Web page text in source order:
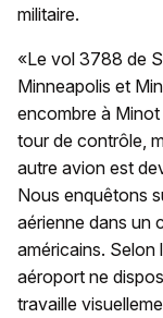
militaire.
«Le vol 3788 de
Minneapolis et
encombre à
tour de contrôle,
autre avion est
Nous enquêtons
aérienne dans un
américains. Selon
aéroport ne
travaille